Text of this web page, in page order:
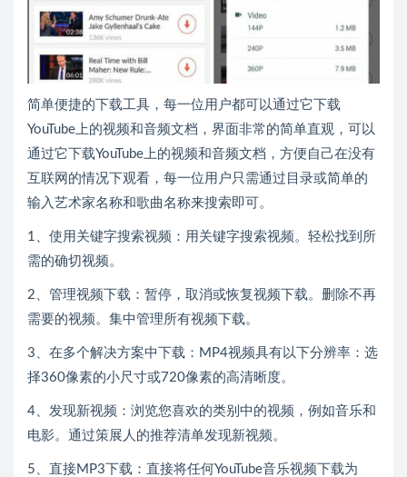
简单便捷的下载工具，每一位用户都可以通过它下载
YouTube上的视频和音频文档，界面非常的简单直观，可以
通过它下载YouTube上的视频和音频文档，方便自己在没有
互联网的情况下观看，每一位用户只需通过目录或简单的
输入艺术家名称和歌曲名称来搜索即可。
1、使用关键字搜索视频：用关键字搜索视频。轻松找到所
需的确切视频。
2、管理视频下载：暂停，取消或恢复视频下载。删除不再
需要的视频。集中管理所有视频下载。
3、在多个解决方案中下载：MP4视频具有以下分辨率：选
择360像素的小尺寸或720像素的高清晰度。
4、发现新视频：浏览您喜欢的类别中的视频，例如音乐和
电影。通过策展人的推荐清单发现新视频。
5、直接MP3下载：直接将任何YouTube音乐视频下载为